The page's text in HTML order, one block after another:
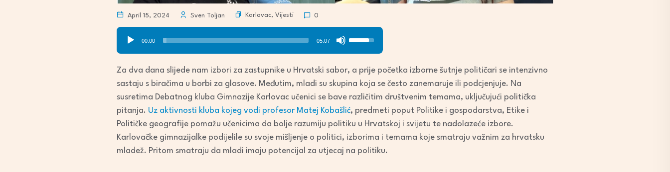
April 15, 2024 Sven Toljan Karlovac, Vijesti 0
Audio
Player
00:00 05:07
Use
Up/Down
keys
increase
or
Za dva dana slijede nam izbori za zastupnike u Hrvatski sabor, a prije početka izborne šutnje političari se intenzivno
sastaju s biračima u borbi za glasove. Međutim, mladi su skupina koja se često zanemaruje ili podcjenjuje. Na
susretima Debatnog kluba Gimnazije Karlovac učenici se bave različitim društvenim temama, uključujući politička
pitanja. Uz aktivnosti kluba kojeg vodi profesor Matej Kobašlić, predmeti poput Politike i gospodarstva, Etike i
Političke geografije pomažu učenicima da bolje razumiju politiku u Hrvatskoj i svijetu te nadolazeće izbore.
Karlovačke gimnazijalke podijelile su svoje mišljenje o politici, izborima i temama koje smatraju važnim za hrvatsku
mladež. Pritom smatraju da mladi imaju potencijal za utjecaj na politiku.